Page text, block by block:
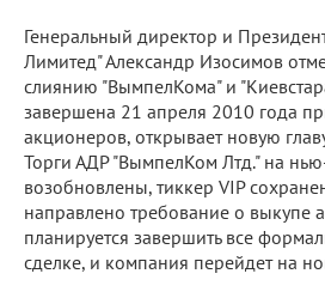
Генеральный директор и
Лимитед" Александр Изосимов
слиянию "ВымпелКома" и
завершена 21 апреля 2010 года
акционеров, открывает новую
Торги АДР "ВымпелКом Лтд." на
возобновлены, тиккер VIP
направлено требование о выкупе
планируется завершить все
сделке, и компания перейдет на